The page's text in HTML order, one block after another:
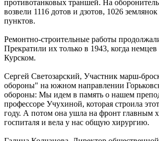
противотанковых траншей. На
возвели 1116 дотов и дзотов, 1026
пунктов.
Ремонтно-строительные работы
Прекратили их только в 1943, когда
Курском.
Сергей Светозарский, Участник марш-
обороны" на южном направлении
обороны: Мы идем в память о нашем
профессоре Учухиной, которая строила
году. А потом она ушла на фронт главным
госпиталя и вела у нас общую хирургию.